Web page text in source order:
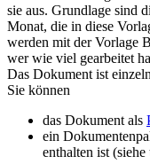
sie aus. Grundlage sind
Monat, die in diese
werden mit der Vorlage
wer wie viel gearbeitet
Das Dokument ist
Sie können
das Dokument als
ein
enthalten ist (siehe